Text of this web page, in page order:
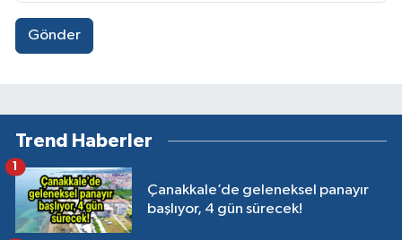
Gönder
Trend Haberler
Çanakkale’de geleneksel panayır
başlıyor, 4 gün sürecek!
1